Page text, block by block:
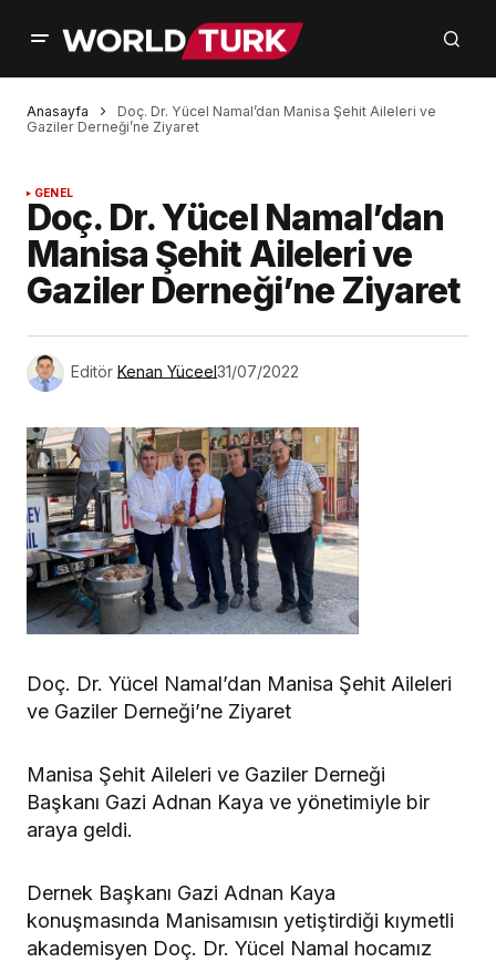
Anasayfa
Doç. Dr. Yücel Namal’dan Manisa Şehit Aileleri ve
Gaziler Derneği’ne Ziyaret
GENEL
Doç. Dr. Yücel Namal’dan
Manisa Şehit Aileleri ve
Gaziler Derneği’ne Ziyaret
Editör Kenan Yüceel31/07/2022
Doç. Dr. Yücel Namal’dan Manisa Şehit Aileleri
ve Gaziler Derneği’ne Ziyaret
Manisa Şehit Aileleri ve Gaziler Derneği
Başkanı Gazi Adnan Kaya ve yönetimiyle bir
araya geldi.
Dernek Başkanı Gazi Adnan Kaya
konuşmasında Manisamısın yetiştirdiği kıymetli
akademisyen Doç. Dr. Yücel Namal hocamız